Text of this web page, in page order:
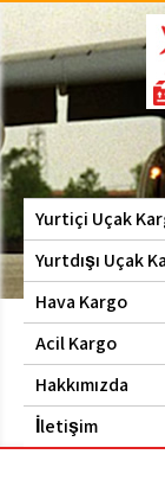
Skip
to
content
Hava
|
Uçak Kargo
Yurtiçi Uçak
Yurtdışı Uçak
Hava Kargo
Acil Kargo
Hakkımızda
İletişim